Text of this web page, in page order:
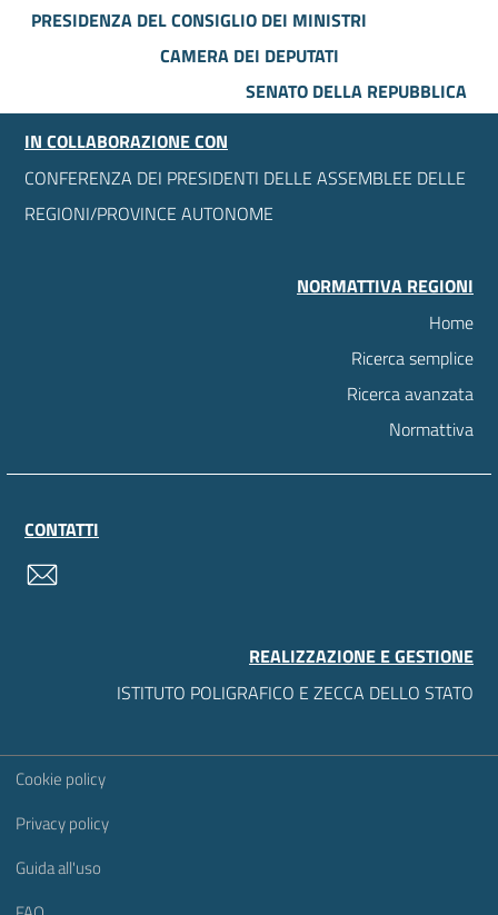
PRESIDENZA DEL CONSIGLIO DEI MINISTRI
CAMERA DEI DEPUTATI
SENATO DELLA REPUBBLICA
IN COLLABORAZIONE CON
CONFERENZA DEI PRESIDENTI DELLE ASSEMBLEE DELLE
REGIONI/PROVINCE AUTONOME
NORMATTIVA REGIONI
Home
Ricerca semplice
Ricerca avanzata
Normattiva
CONTATTI
REALIZZAZIONE E GESTIONE
ISTITUTO POLIGRAFICO E ZECCA DELLO STATO
Sezione Link Utili
Cookie policy
Privacy policy
Guida all'uso